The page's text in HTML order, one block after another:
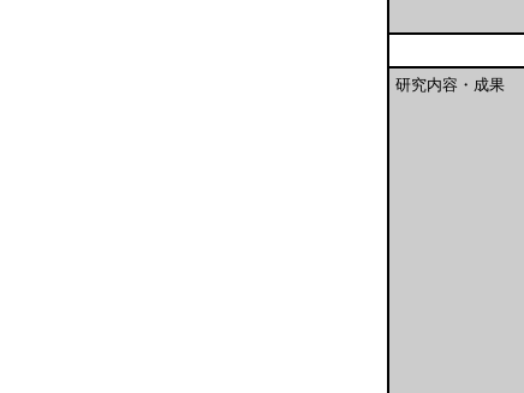
研究内容・成果